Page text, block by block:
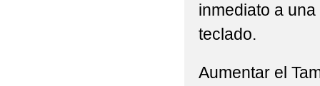
inmediato a
teclado.
Aumentar el